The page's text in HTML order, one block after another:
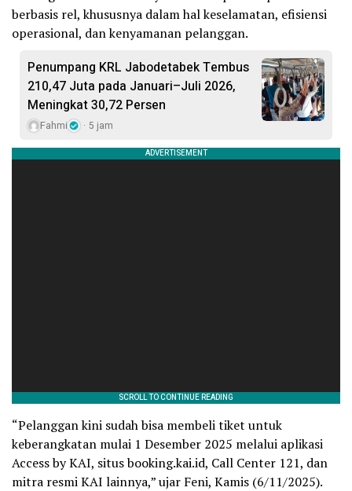
berbasis rel, khususnya dalam hal keselamatan, efisiensi
operasional, dan kenyamanan pelanggan.
Penumpang KRL Jabodetabek Tembus
210,47 Juta pada Januari–Juli 2026,
Meningkat 30,72 Persen
Fahmi 5 jam
“Pelanggan kini sudah bisa membeli tiket untuk
keberangkatan mulai 1 Desember 2025 melalui aplikasi
Access by KAI, situs booking.kai.id, Call Center 121, dan
mitra resmi KAI lainnya,” ujar Feni, Kamis (6/11/2025).